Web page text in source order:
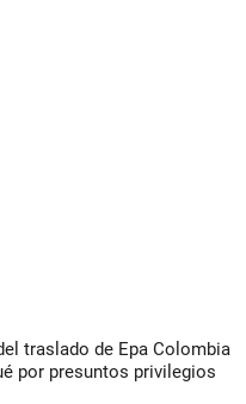
traslado de Epa Colombia
por presuntos privilegios